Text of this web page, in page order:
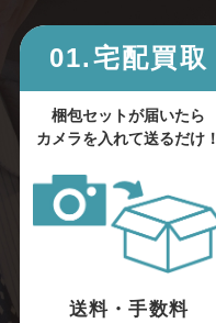
01.宅配買取
梱包セットが届いたら
カメラを入れて送るだけ！
送料・手数料